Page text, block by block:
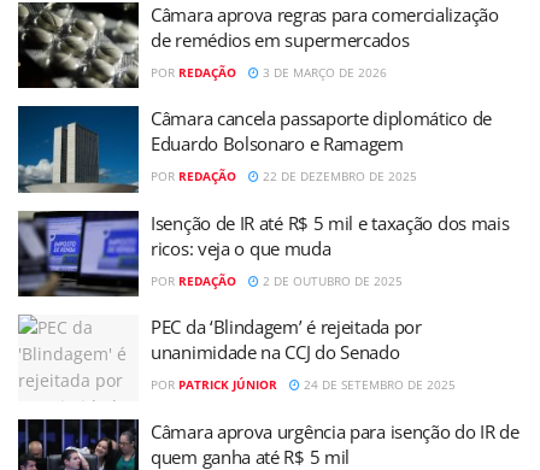
Câmara aprova regras para comercialização
de remédios em supermercados
POR REDAÇÃO 3 DE MARÇO DE 2026
Câmara cancela passaporte diplomático de
Eduardo Bolsonaro e Ramagem
POR REDAÇÃO 22 DE DEZEMBRO DE 2025
Isenção de IR até R$ 5 mil e taxação dos mais
ricos: veja o que muda
POR REDAÇÃO 2 DE OUTUBRO DE 2025
PEC da ‘Blindagem’ é rejeitada por
unanimidade na CCJ do Senado
POR PATRICK JÚNIOR 24 DE SETEMBRO DE 2025
Câmara aprova urgência para isenção do IR de
quem ganha até R$ 5 mil